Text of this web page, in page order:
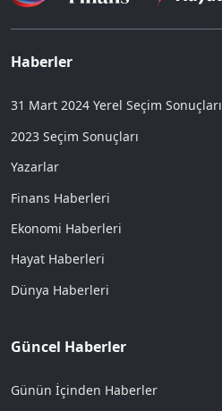
Haberler
31 Mart 2024 Yerel Seçim Sonuçları
2023 Seçim Sonuçları
Yazarlar
Finans Haberleri
Ekonomi Haberleri
Hayat Haberleri
Dünya Haberleri
Güncel Haberler
Günün İçinden Haberler